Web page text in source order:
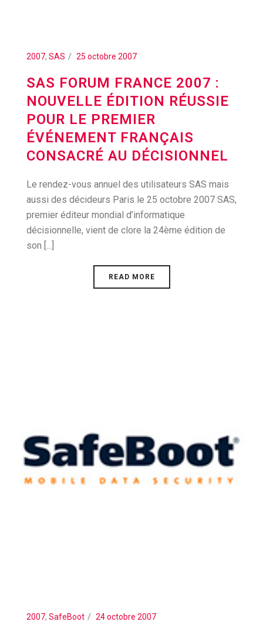
2007, SAS 25 octobre 2007
SAS FORUM FRANCE 2007 :
NOUVELLE ÉDITION RÉUSSIE
POUR LE PREMIER
ÉVÉNEMENT FRANÇAIS
CONSACRÉ AU DÉCISIONNEL
Le rendez-vous annuel des utilisateurs SAS mais
aussi des décideurs Paris le 25 octobre 2007 SAS,
premier éditeur mondial d’informatique
décisionnelle, vient de clore la 24ème édition de
son [...]
READ MORE
2007, SafeBoot 24 octobre 2007